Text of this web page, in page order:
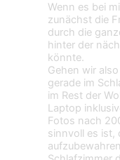
Wenn es bei
zunächst die
durch die
hinter der
könnte.
Gehen wir
gerade im
im Rest der
Laptop
Fotos nach
sinnvoll es ist,